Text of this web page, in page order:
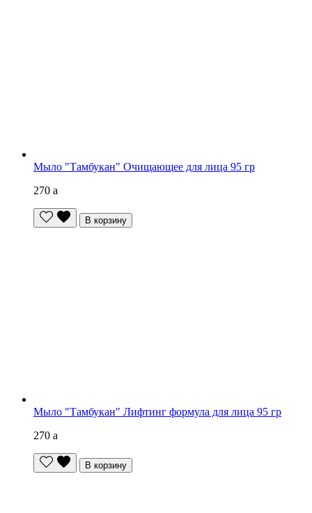
Мыло "Тамбукан" Очищающее для лица 95 гр
270 a
В корзину
Мыло "Тамбукан" Лифтинг формула для лица 95 гр
270 a
В корзину